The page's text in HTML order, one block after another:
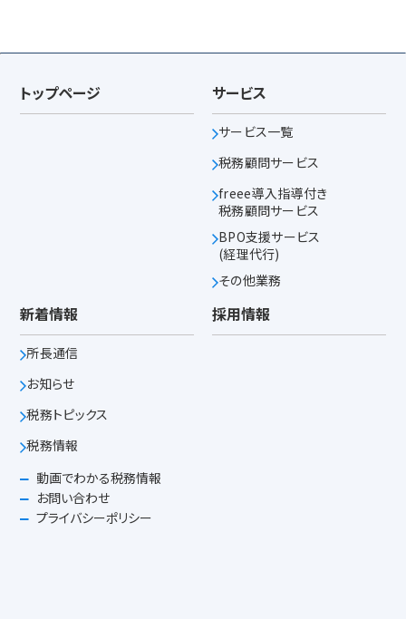
トップページ サービス
サービス一覧
税務顧問サービス
freee導入指導付き
税務顧問サービス
BPO支援サービス
(経理代行)
その他業務
新着情報
所長通信
お知らせ
税務トピックス
税務情報
採用情報
動画でわかる税務情報
お問い合わせ
プライバシーポリシー